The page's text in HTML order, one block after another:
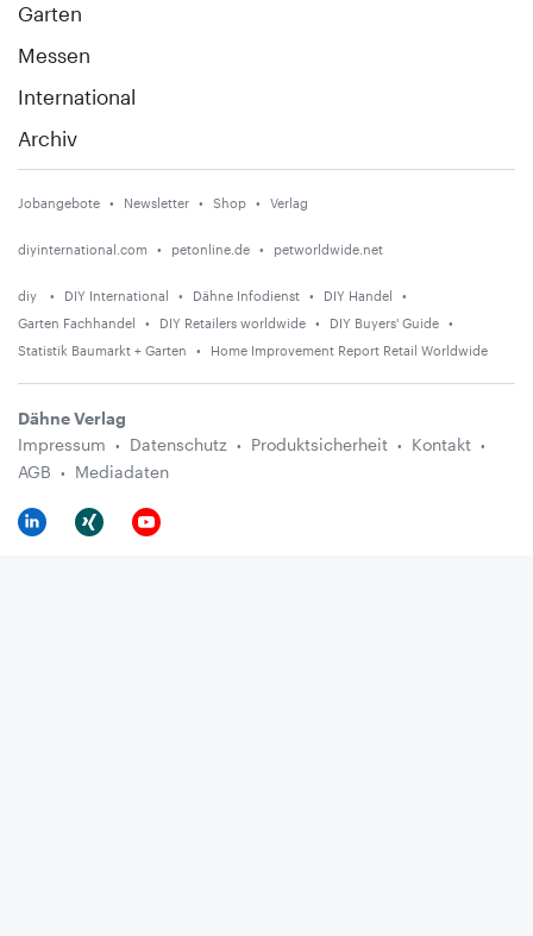
Garten
Messen
International
Archiv
Jobangebote Newsletter Shop Verlag
diyinternational.com petonline.de petworldwide.net
diy DIY International Dähne Infodienst
DIY Handel
Garten Fachhandel
DIY Retailers worldwide
DIY Buyers' Guide
Statistik Baumarkt + Garten
Home Improvement Report Retail Worldwide
Dähne Verlag
Impressum
Datenschutz Produktsicherheit
Kontakt
AGB
Mediadaten